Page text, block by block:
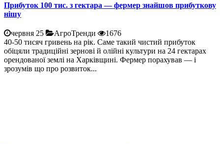
Прибуток 100 тис. з гектара — фермер знайшов прибуткову
нішу
червня 25 АгроТренди
1676
40-50 тисяч гривень на рік. Саме такий чистий прибуток
обіцяли традиційні зернові й олійні культури на 24 гектарах
орендованої землі на Харківщині. Фермер порахував — і
зрозумів що про розвиток...